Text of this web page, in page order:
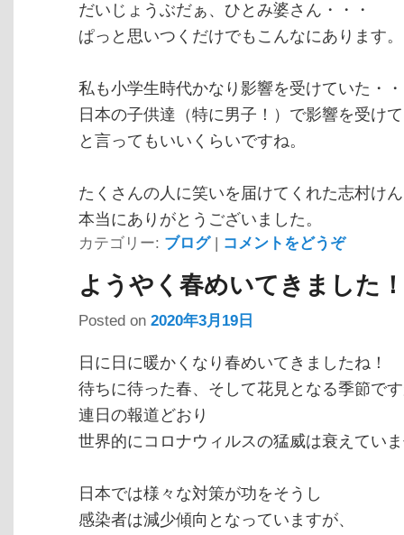
だいじょうぶだぁ、ひとみ婆さん・・・
ぱっと思いつくだけでもこんなにあります。
私も小学生時代かなり影響を受けていた・
日本の子供達（特に男子！）で影響を受け
と言ってもいいくらいですね。
たくさんの人に笑いを届けてくれた志村け
本当にありがとうございました。
カテゴリー: ブログ | コメントをどうぞ
ようやく春めいてきました
Posted on2020年3月19日
日に日に暖かくなり春めいてきましたね！
待ちに待った春、そして花見となる季節で
連日の報道どおり
世界的にコロナウィルスの猛威は衰えてい
日本では様々な対策が功をそうし
感染者は減少傾向となっていますが、